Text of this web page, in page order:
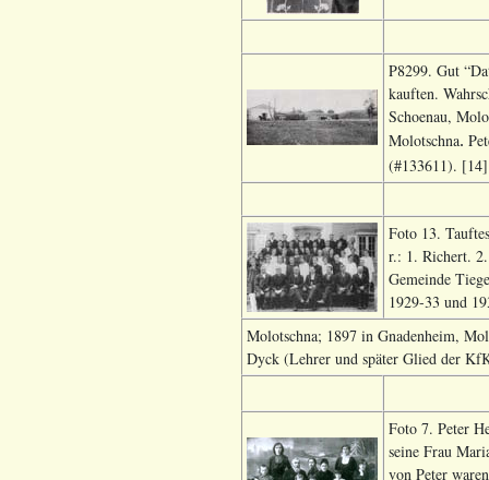
P8299. Gut
kauften.
Schoenau,
Molotschna.
(#133611).
Foto 13.
r.: 1. Richert.
Gemeinde
1929-33 und
Molotschna; 1897 in Gnadenheim,
Dyck (Lehrer und später Glied der
Foto 7. Peter
seine Frau
von Peter